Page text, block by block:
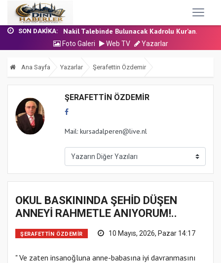
SON DAKIKA:
24 Temmuz 2026 - Cuma Hutbesi
7 Ağustos 2026 - Cuma Hutbesi
Nakil Talebinde Bulunacak Kadrolu Kur’an...
Aşçı Alımı (Kurum İçi) Sınavı (Sözlü) So...
24 Temmuz 2026 - Cuma Hutbesi
7 Ağustos 2026 - Cuma Hutbesi
Foto Galeri Web TV Yazarlar
Ana Sayfa Yazarlar Şerafettin Özdemir
ŞERAFETTIN ÖZDEMIR
Mail: kursadalperen@live.nl
OKUL BASKININDA ŞEHİD DÜŞEN
ANNEYİ RAHMETLE ANIYORUM!..
ŞERAFETTIN ÖZDEMIR 10 Mayıs, 2026, Pazar 14:17
" Ve zaten insanoğluna anne-babasına iyi davranmasını